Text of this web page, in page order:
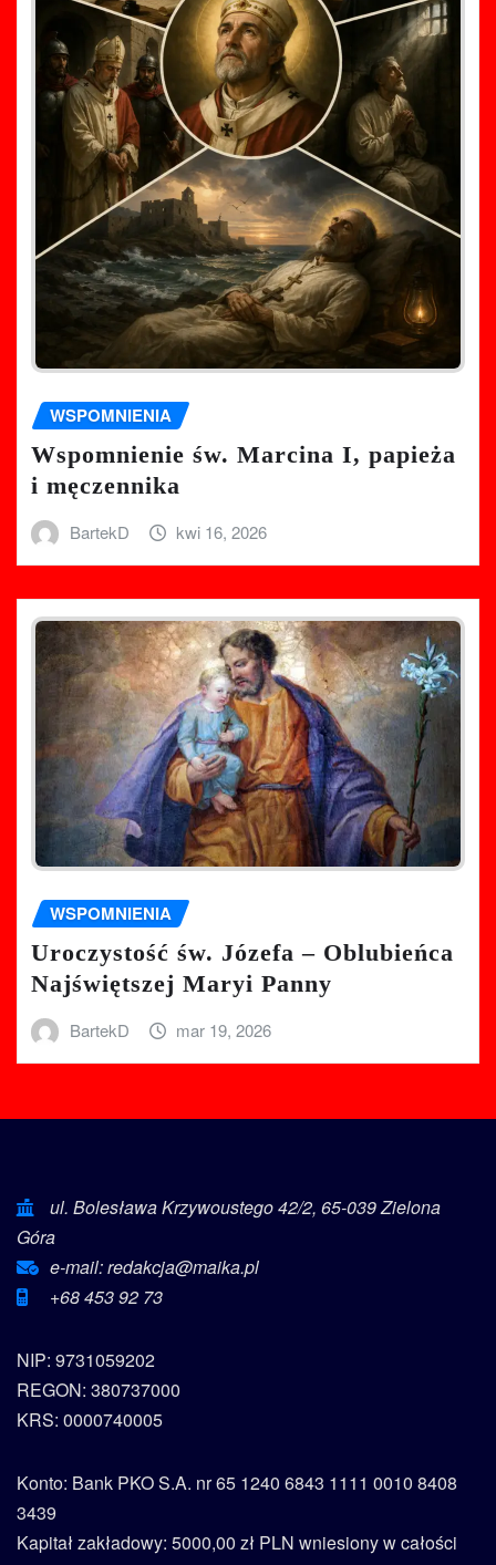
WSPOMNIENIA
Wspomnienie św. Marcina I, papieża
i męczennika
BartekD kwi 16, 2026
WSPOMNIENIA
Uroczystość św. Józefa – Oblubieńca
Najświętszej Maryi Panny
BartekD mar 19, 2026
ul. Bolesława Krzywoustego 42/2, 65-039 Zielona
Góra
e-mail: redakcja@maika.pl
+68 453 92 73
NIP: 9731059202
REGON: 380737000
KRS: 0000740005
Konto: Bank PKO S.A. nr 65 1240 6843 1111 0010 8408
3439
Kapitał zakładowy: 5000,00 zł PLN wniesiony w całości